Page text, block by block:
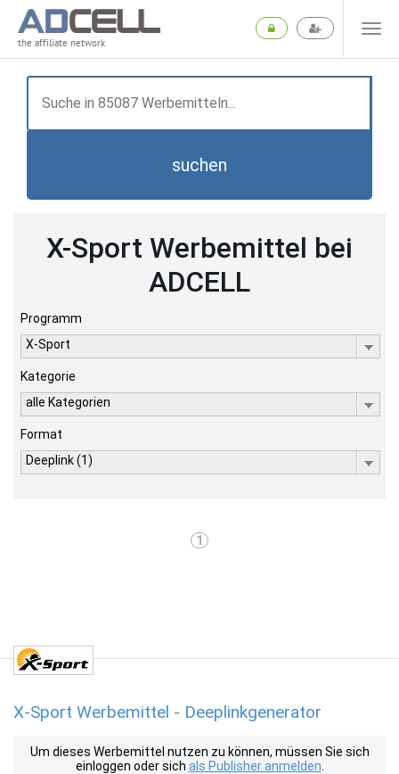
the affiliate network
suchen
X-Sport Werbemittel bei
ADCELL
Programm
X-Sport
Kategorie
alle Kategorien
Format
Deeplink (1)
1
X-Sport Werbemittel - Deeplinkgenerator
Um dieses Werbemittel nutzen zu können, müssen Sie sich
einloggen oder sich als Publisher anmelden